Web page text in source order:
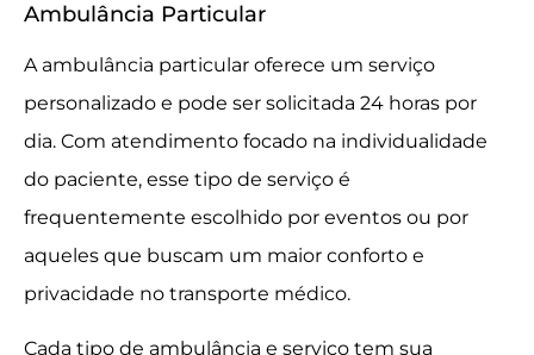
Ambulância Particular
A ambulância particular oferece um serviço
personalizado e pode ser solicitada 24 horas por
dia. Com atendimento focado na individualidade
do paciente, esse tipo de serviço é
frequentemente escolhido por eventos ou por
aqueles que buscam um maior conforto e
privacidade no transporte médico.
Cada tipo de ambulância e serviço tem sua